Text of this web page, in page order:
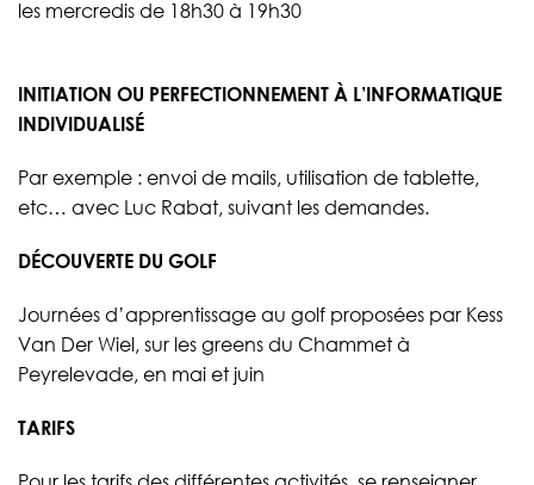
les mercredis de 18h30 à 19h30
INITIATION OU PERFECTIONNEMENT À L’INFORMATIQUE
INDIVIDUALISÉ
Par exemple : envoi de mails, utilisation de tablette,
etc… avec Luc Rabat, suivant les demandes.
DÉCOUVERTE DU GOLF
Journées d’apprentissage au golf proposées par Kess
Van Der Wiel, sur les greens du Chammet à
Peyrelevade, en mai et juin
TARIFS